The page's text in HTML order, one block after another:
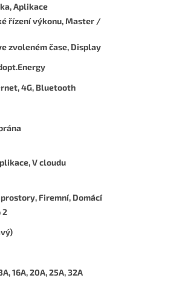
Aplikace
řízení výkonu, Master /
zvoleném čase, Display
4G, Bluetooth
V cloudu
Firemní, Domácí
2
16A, 20A, 25A, 32A